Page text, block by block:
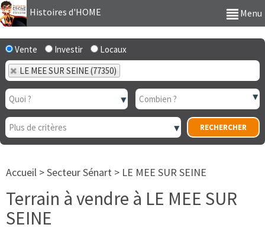
Histoires d'HOME Menu
Vente Investir
Locaux
LE MEE SUR SEINE (77350)
Accueil >Secteur Sénart > LE MEE SUR SEINE
Terrain à vendre à LE MEE SUR
SEINE